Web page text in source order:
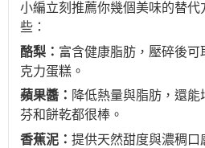
小編立刻推薦你幾個美味的替
些 ：
酪梨： 富含健康脂肪，壓碎後
克力蛋糕。
蘋果醬： 降低熱量與脂肪，還
芬和餅乾都很棒。
香蕉泥： 提供天然甜度與濃稠